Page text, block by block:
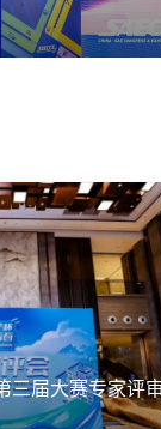
三届大赛专家评